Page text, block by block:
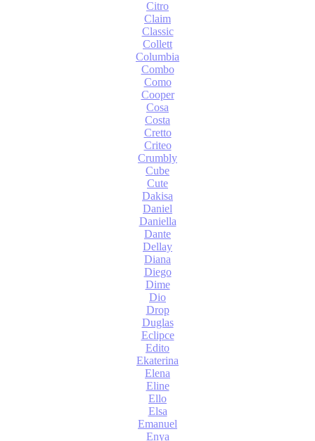
Citro
Claim
Classic
Collett
Columbia
Combo
Como
Cooper
Cosa
Costa
Cretto
Criteo
Crumbly
Cube
Cute
Dakisa
Daniel
Daniella
Dante
Dellay
Diana
Diego
Dime
Dio
Drop
Duglas
Eclipce
Edito
Ekaterina
Elena
Eline
Ello
Elsa
Emanuel
Enya